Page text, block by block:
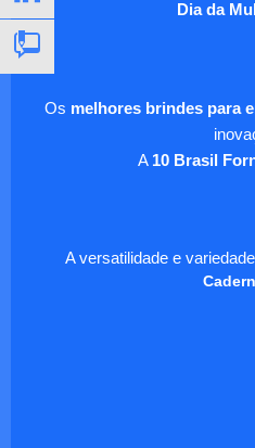
Dia da
Os melhores brindes para
A 10 Brasil
A versatilidade e